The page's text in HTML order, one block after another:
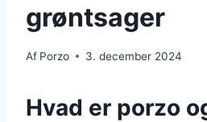
grøntsager
Af Porzo 3. december 2024
Hvad er porzo